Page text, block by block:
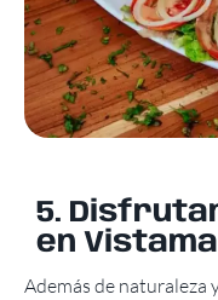
5.
en
Además de naturaleza